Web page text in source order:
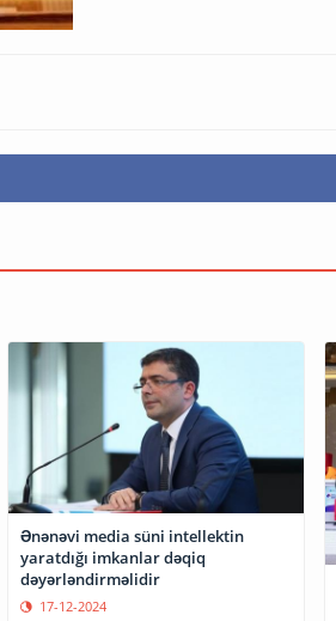
Ənənəvi media süni intellektin
yaratdığı imkanlar dəqiq
dəyərləndirməlidir
17-12-2024